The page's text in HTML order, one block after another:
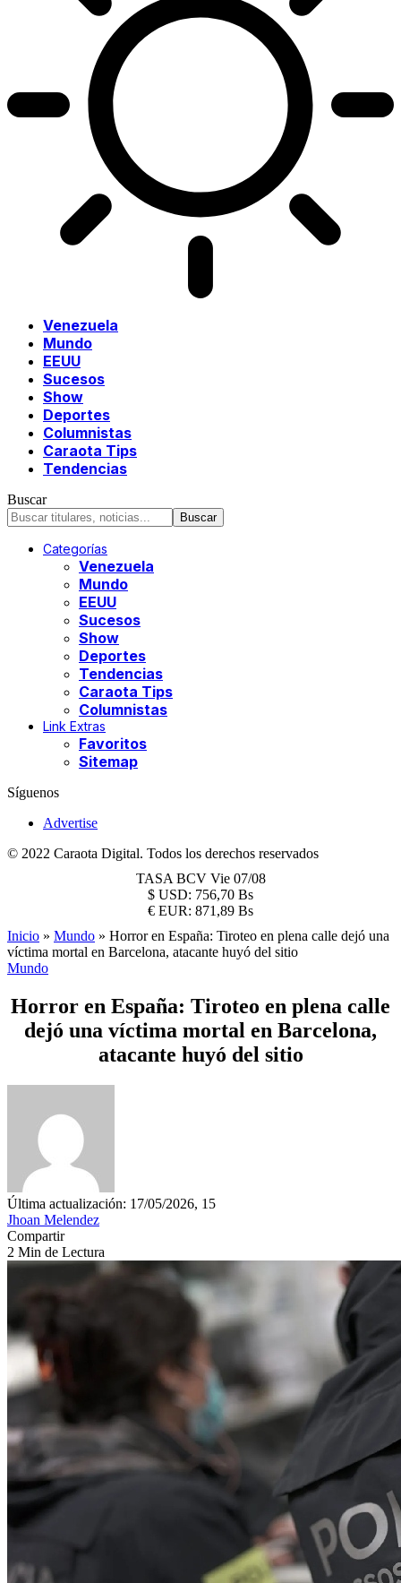
Venezuela
Mundo
EEUU
Sucesos
Show
Deportes
Columnistas
Caraota Tips
Tendencias
Buscar
Categorías
Venezuela
Mundo
EEUU
Sucesos
Show
Deportes
Tendencias
Caraota Tips
Columnistas
Link Extras
Favoritos
Sitemap
Síguenos
Advertise
© 2022 Caraota Digital. Todos los derechos reservados
TASA BCV Vie 07/08
$ USD: 756,70 Bs
€ EUR: 871,89 Bs
Inicio » Mundo » Horror en España: Tiroteo en plena calle dejó una
víctima mortal en Barcelona, atacante huyó del sitio
Mundo
Horror en España: Tiroteo en plena calle
dejó una víctima mortal en Barcelona,
atacante huyó del sitio
Última actualización: 17/05/2026, 15
Jhoan Melendez
Compartir
2 Min de Lectura